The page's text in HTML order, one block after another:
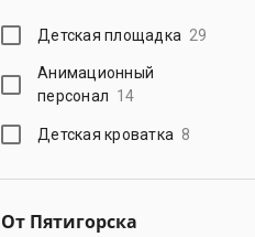
Детская площадка 29
Анимационный
персонал 14
Детская кроватка 8
От Пятигорска